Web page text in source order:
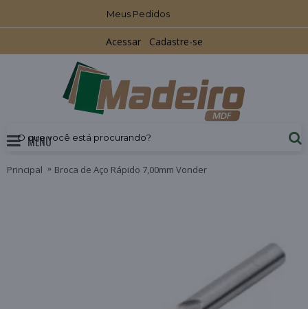
Meus Pedidos
Acessar Cadastre-se
MENU
Principal Broca de Aço Rápido 7,00mm Vonder